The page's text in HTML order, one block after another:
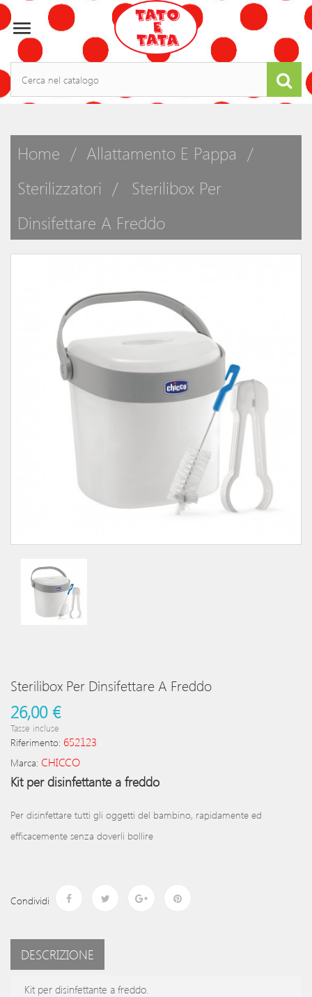

Home
Allattamento E Pappa
Sterilizzatori
Sterilibox Per
Dinsifettare A Freddo
Sterilibox Per Dinsifettare A Freddo
26,00 €
Tasse incluse
Riferimento: 652123
Marca: CHICCO
Kit per disinfettante a freddo
Per disinfettare tutti gli oggetti del bambino, rapidamente ed
efficacemente senza doverli bollire
Condividi
DESCRIZIONE
Kit per disinfettante a freddo.